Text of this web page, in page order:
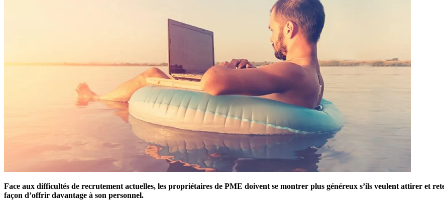
Face aux difficultés de recrutement actuelles, les propriétaires de PME doivent se montrer plus généreux s’ils veulent attirer et
façon d’offrir davantage à son personnel.